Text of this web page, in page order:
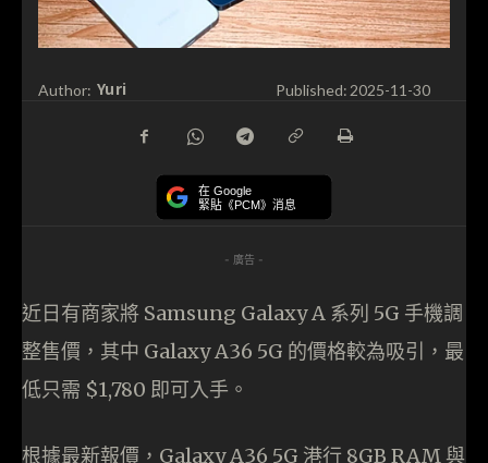
Author: Yuri Published: 2025-11-30
在 Google
緊貼《PCM》消息
- 廣告 -
近日有商家將 Samsung Galaxy A 系列 5G 手機調
整售價，其中 Galaxy A36 5G 的價格較為吸引，最
低只需 $1,780 即可入手。
根據最新報價，Galaxy A36 5G 港行 8GB RAM 與